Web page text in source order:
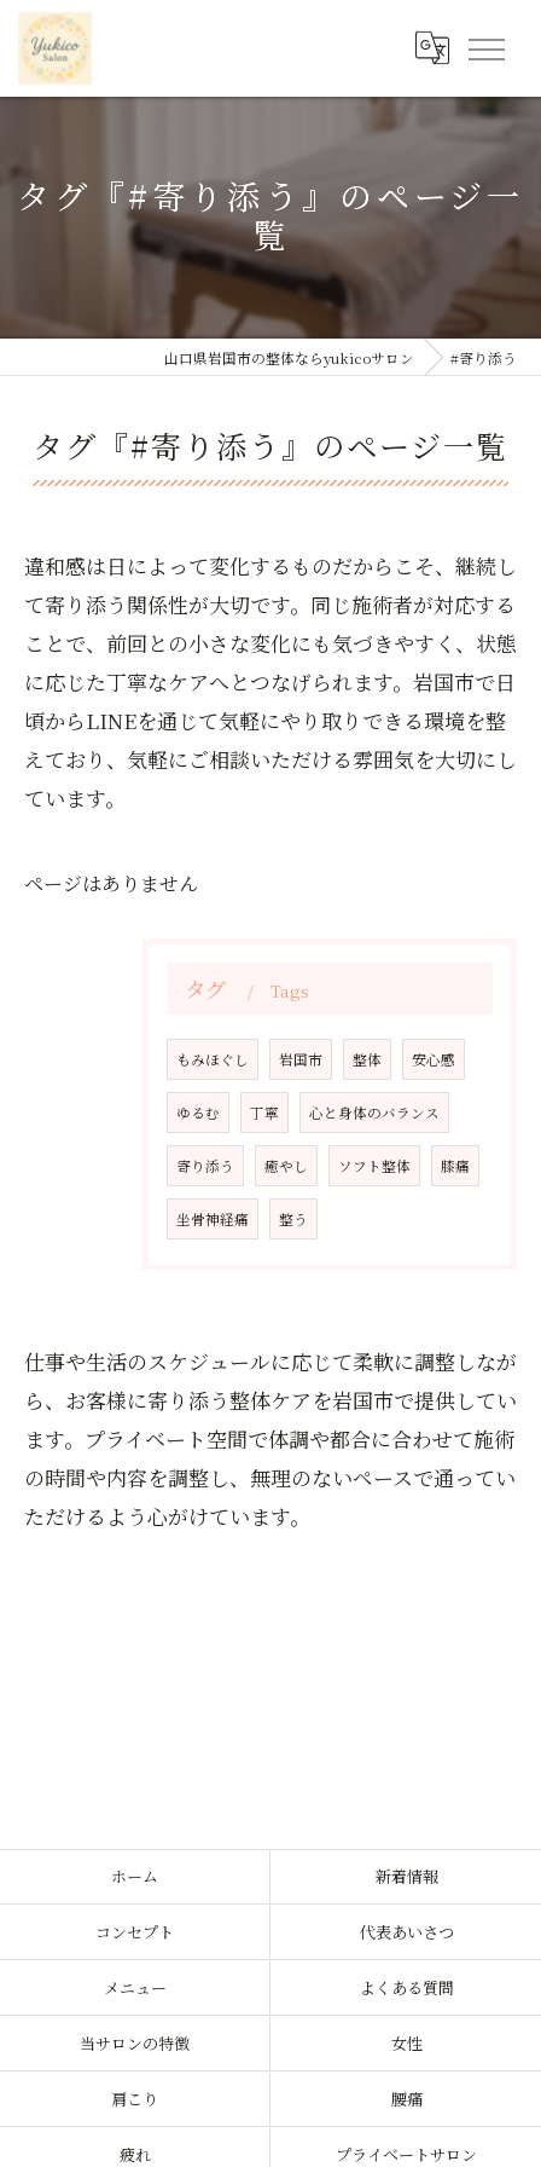
タグ『#寄り添う』のページ一
覧
山口県岩国市の整体ならyukicoサロン #寄り添う
タグ『#寄り添う』のページ一覧
違和感は日によって変化するものだからこそ、継続し
て寄り添う関係性が大切です。同じ施術者が対応する
ことで、前回との小さな変化にも気づきやすく、状態
に応じた丁寧なケアへとつなげられます。岩国市で日
頃からLINEを通じて気軽にやり取りできる環境を整
えており、気軽にご相談いただける雰囲気を大切にし
ています。
ページはありません
タグ Tags
もみほぐし 岩国市 整体 安心感
ゆるむ 丁寧 心と身体のバランス
寄り添う 癒やし ソフト整体 膝痛
坐骨神経痛 整う
仕事や生活のスケジュールに応じて柔軟に調整しなが
ら、お客様に寄り添う整体ケアを岩国市で提供してい
ます。プライベート空間で体調や都合に合わせて施術
の時間や内容を調整し、無理のないペースで通ってい
ただけるよう心がけています。
ホーム 新着情報
コンセプト 代表あいさつ
メニュー よくある質問
当サロンの特徴 女性
肩こり 腰痛
疲れ プライベートサロン